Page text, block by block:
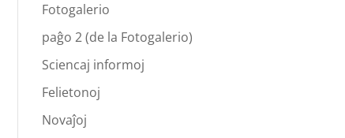
Fotogalerio
paĝo 2 (de la Fotogalerio)
Sciencaj informoj
Felietonoj
Novaĵoj